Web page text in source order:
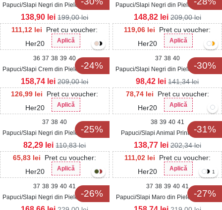
Papuci/Slapi Negri din Piele Ecologica
Intoarsa Bailee
111,12 lei
Pret cu voucher:
Her20
Aplică
138,90 lei 199,00lei
Papuci/Slapi Negri din Piele Ecologica
Intoarsa Isina
119,06 lei
Pret cu voucher:
Her20
Aplică
148,82 lei 209,00lei
-24%
36 37 38 39 40
Papuci/Slapi Crem din Piele Ecologica
Yarky
126,99 lei
Pret cu voucher:
Her20
Aplică
158,74 lei 209,00lei
-30%
37 38 40
Papuci/Slapi Negri din Piele Ecologica
Zetay
78,74 lei
Pret cu voucher:
Her20
Aplică
98,42 lei 141,34lei
-25%
37 38 40
Papuci/Slapi Negri din Piele Ecologica
Emelie
65,83 lei
Pret cu voucher:
Her20
Aplică
82,29 lei 110,83lei
-31%
38 39 40 41
Papuci/Slapi Animal Print din Piele
Ecologica Intoarsa Florence
111,02 lei
Pret cu voucher:
Her20
Aplică
138,77 lei 202,34lei
-26%
37 38 39 40 41
Papuci/Slapi Negri din Piele Ecologica
Intoarsa Arzal
-27%
1
37 38 39 40 41
Papuci/Slapi Maro din Piele Ecologica
Enria